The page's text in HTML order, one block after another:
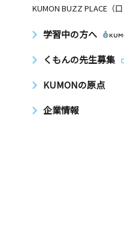
KUMON BUZZ PLACE（口
学習中の方へ
くもんの先生募集
KUMONの原点
企業情報